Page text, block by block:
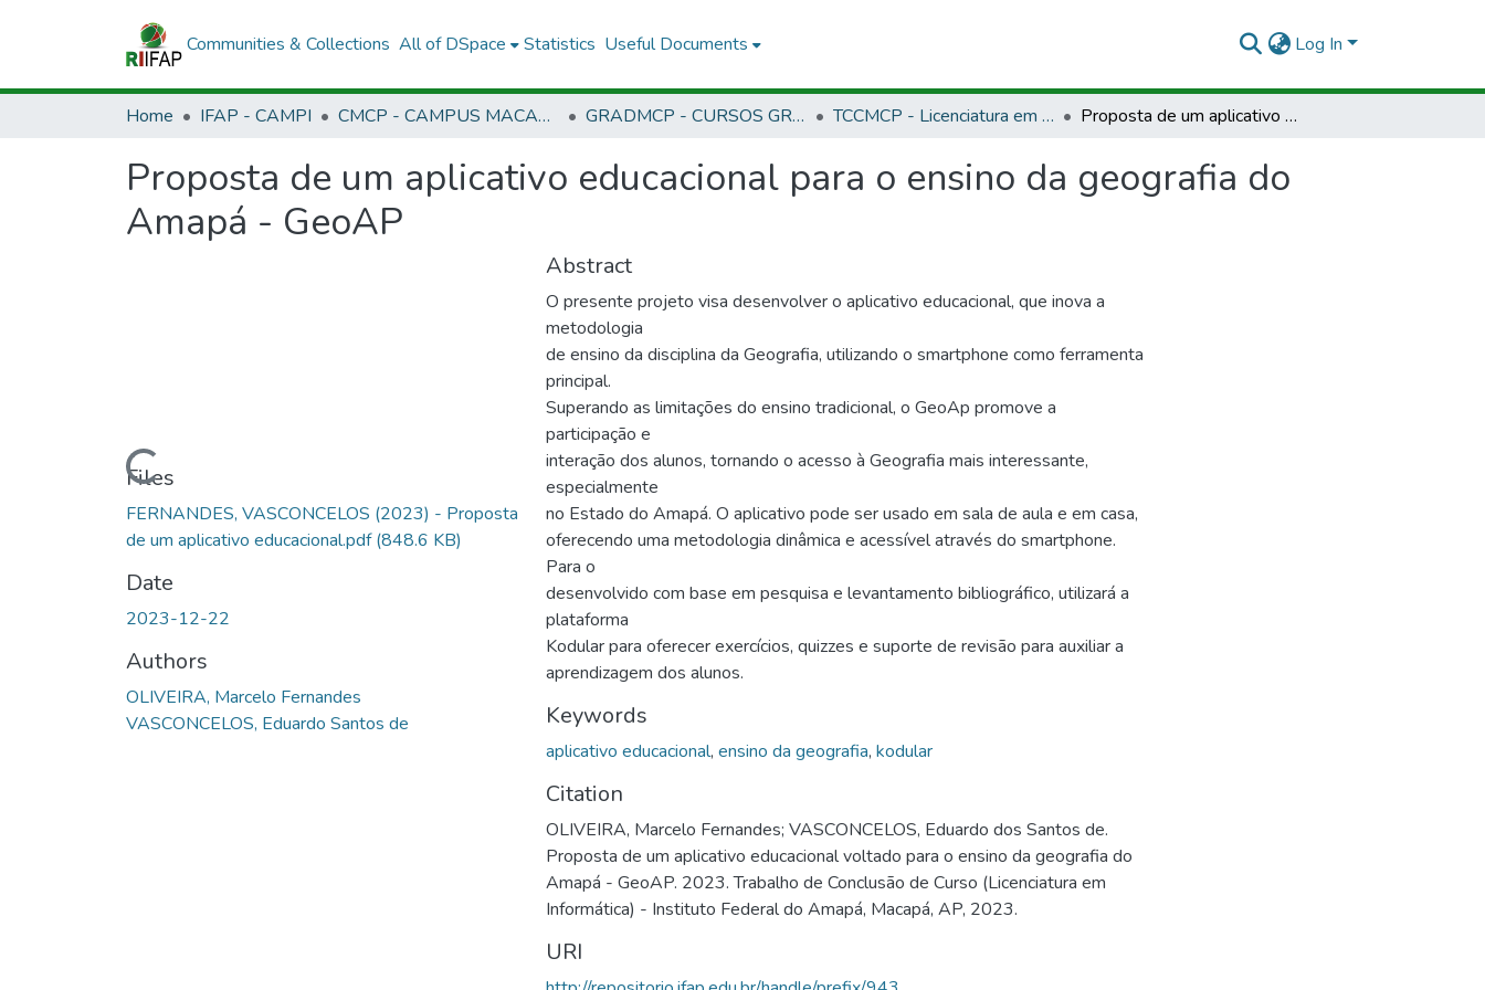
Communities & Collections All of DSpace Statistics Useful Documents Log In
Home IFAP - CAMPI CMCP - CAMPUS MACAPÁ GRADMCP - CURSOS GRADUAÇÃO - CAMPUS MACAPÁ TCCMCP - Licenciatura em Informática Proposta de um aplicativo educacional para o ensino da geografia do Amapá - GeoAP
Proposta de um aplicativo educacional para o ensino da geografia do
Amapá - GeoAP
Loading...
Files
FERNANDES, VASCONCELOS (2023) - Proposta
de um aplicativo educacional.pdf(848.6 KB)
Date
2023-12-22
Authors
OLIVEIRA, Marcelo Fernandes
VASCONCELOS, Eduardo Santos de
Abstract
O presente projeto visa desenvolver o aplicativo educacional, que inova a
metodologia
de ensino da disciplina da Geografia, utilizando o smartphone como ferramenta
principal.
Superando as limitações do ensino tradicional, o GeoAp promove a
participação e
interação dos alunos, tornando o acesso à Geografia mais interessante,
especialmente
no Estado do Amapá. O aplicativo pode ser usado em sala de aula e em casa,
oferecendo uma metodologia dinâmica e acessível através do smartphone.
Para o
desenvolvido com base em pesquisa e levantamento bibliográfico, utilizará a
plataforma
Kodular para oferecer exercícios, quizzes e suporte de revisão para auxiliar a
aprendizagem dos alunos.
Keywords
aplicativo educacional, ensino da geografia, kodular
Citation
OLIVEIRA, Marcelo Fernandes; VASCONCELOS, Eduardo dos Santos de.
Proposta de um aplicativo educacional voltado para o ensino da geografia do
Amapá - GeoAP. 2023. Trabalho de Conclusão de Curso (Licenciatura em
Informática) - Instituto Federal do Amapá, Macapá, AP, 2023.
URI